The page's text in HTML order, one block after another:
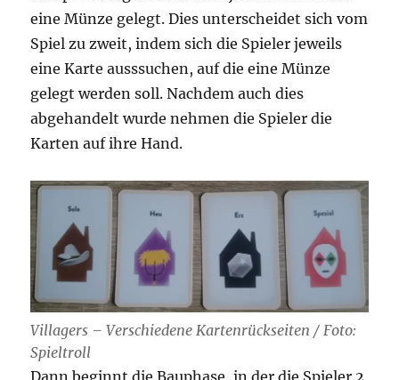
eine Münze gelegt. Dies unterscheidet sich vom
Spiel zu zweit, indem sich die Spieler jeweils
eine Karte ausssuchen, auf die eine Münze
gelegt werden soll. Nachdem auch dies
abgehandelt wurde nehmen die Spieler die
Karten auf ihre Hand.
Villagers – Verschiedene Kartenrückseiten / Foto:
Spieltroll